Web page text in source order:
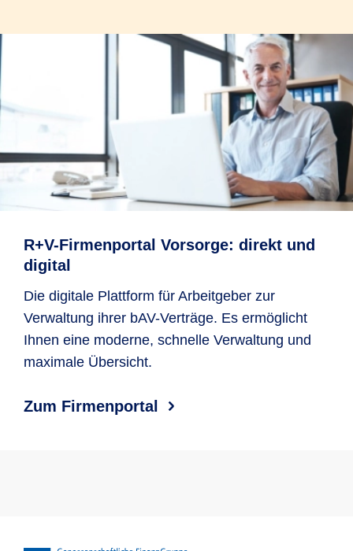
R+V-Firmenportal Vorsorge: direkt und
digital
Die digitale Plattform für Arbeitgeber zur
Verwaltung ihrer bAV-Verträge. Es ermöglicht
Ihnen eine moderne, schnelle Verwaltung und
maximale Übersicht.
Zum Firmenportal